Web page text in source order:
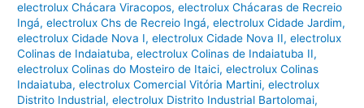
electrolux Chácara Viracopos,electrolux Chácaras de Recreio
Ingá,electrolux Chs de Recreio Ingá,electrolux Cidade Jardim,
electrolux Cidade Nova I,electrolux Cidade Nova II,electrolux
Colinas de Indaiatuba,electrolux Colinas de Indaiatuba II,
electrolux Colinas do Mosteiro de Itaici,electrolux Colinas
Indaiatuba,electrolux Comercial Vitória Martini,electrolux
Distrito Industrial,electrolux Distrito Industrial Bartolomai,